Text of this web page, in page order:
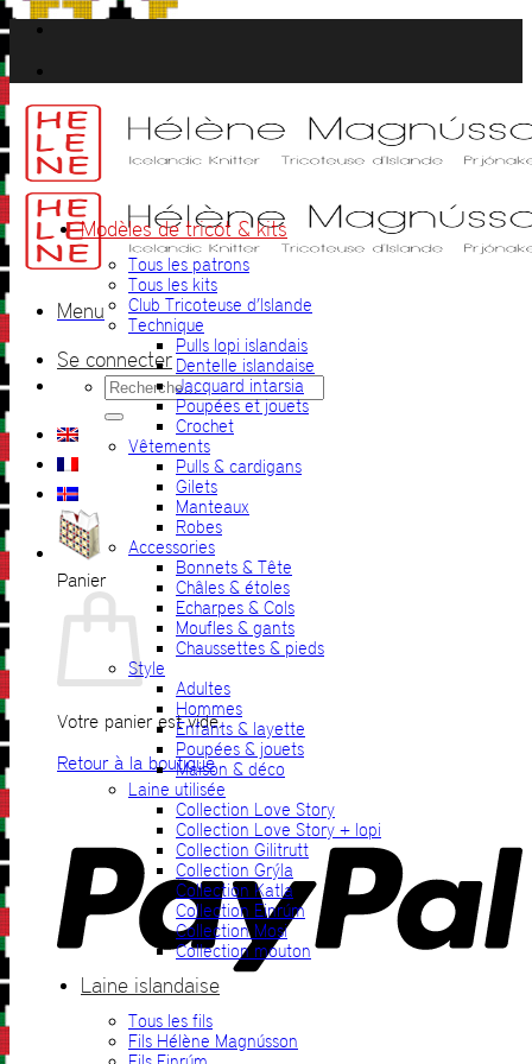
Passer
au
contenu
Menu
Se connecter
Recherche
pour :
Panier
Votre panier est vide.
Retour à la boutique
Modèles de tricot & kits
Tous les patrons
Tous les kits
Club Tricoteuse d’Islande
Technique
Pulls lopi islandais
Dentelle islandaise
Jacquard intarsia
Poupées et jouets
Crochet
Vêtements
Pulls & cardigans
Gilets
Manteaux
Robes
Accessories
Bonnets & Tête
Châles & étoles
Echarpes & Cols
Moufles & gants
Chaussettes & pieds
Style
Adultes
Hommes
Enfants & layette
Poupées & jouets
Maison & déco
Laine utilisée
Collection Love Story
Collection Love Story + lopi
Collection Gilitrutt
Collection Grýla
Collection Katla
Collection Einrúm
Collection Mosi
Collection mouton
Laine islandaise
Tous les fils
Fils Hélène Magnússon